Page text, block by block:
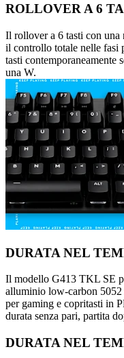
ROLLOVER A 6
Il rollover a 6 tasti con una
il controllo totale nelle fasi
tasti contemporaneamente
una W.
DURATA NEL
Il modello G413 TKL SE
alluminio low-carbon
per gaming e copritasti in
durata senza pari, partita
DURATA NEL